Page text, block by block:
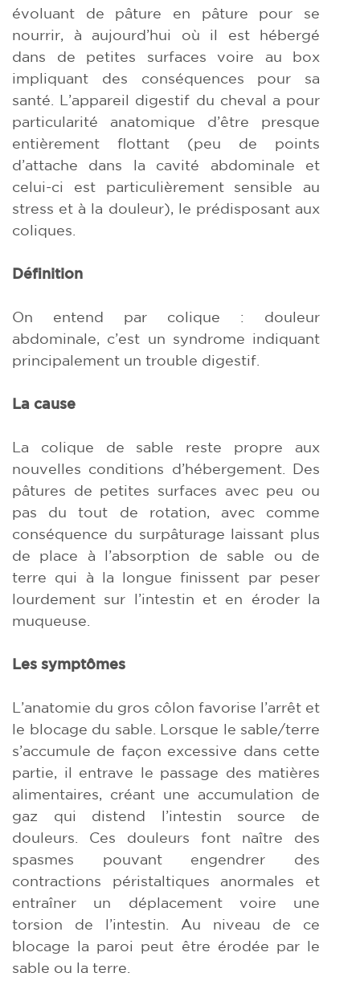
évoluant de pâture en pâture pour se
nourrir, à aujourd’hui où il est hébergé
dans de petites surfaces voire au box
impliquant des conséquences pour sa
santé. L’appareil digestif du cheval a pour
particularité anatomique d’être presque
entièrement flottant (peu de points
d’attache dans la cavité abdominale et
celui-ci est particulièrement sensible au
stress et à la douleur), le prédisposant aux
coliques.
Définition
On entend par colique : douleur
abdominale, c’est un syndrome indiquant
principalement un trouble digestif.
La cause
La colique de sable reste propre aux
nouvelles conditions d’hébergement. Des
pâtures de petites surfaces avec peu ou
pas du tout de rotation, avec comme
conséquence du surpâturage laissant plus
de place à l’absorption de sable ou de
terre qui à la longue finissent par peser
lourdement sur l’intestin et en éroder la
muqueuse.
Les symptômes
L’anatomie du gros côlon favorise l’arrêt et
le blocage du sable. Lorsque le sable/terre
s’accumule de façon excessive dans cette
partie, il entrave le passage des matières
alimentaires, créant une accumulation de
gaz qui distend l’intestin source de
douleurs. Ces douleurs font naître des
spasmes pouvant engendrer des
contractions péristaltiques anormales et
entraîner un déplacement voire une
torsion de l’intestin. Au niveau de ce
blocage la paroi peut être érodée par le
sable ou la terre.